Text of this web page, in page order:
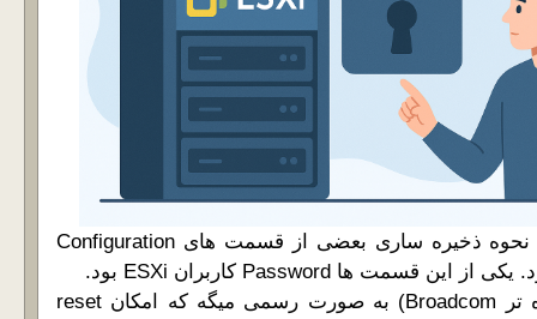
از نسخه 7.0 آپدیت U2 نحوه ذخیره ساری بعضی از قسمت های Configuration
شزکت VMware (و تازه تر Broadcom) به صورت رسمی میگه که امکان reset